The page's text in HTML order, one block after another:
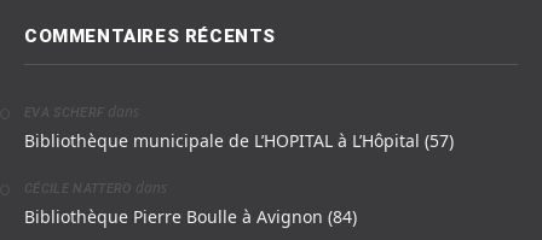
COMMENTAIRES RÉCENTS
EVA SCHERF dans
Bibliothèque municipale de L’HOPITAL à L’Hôpital (57)
CÉCILE NATTERO dans
Bibliothèque Pierre Boulle à Avignon (84)